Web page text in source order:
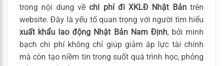
trong nội dung vềchi phí đi XKLĐ Nhật Bảntrên
website. Đây là yếu tố quan trọng với người tìm hiểu
xuất khẩu lao động Nhật Bản Nam Định, bởi minh
bạch chi phí không chỉ giúp giảm áp lực tài chính
mà còn tạo niềm tin trong suốt quá trình học, phỏng